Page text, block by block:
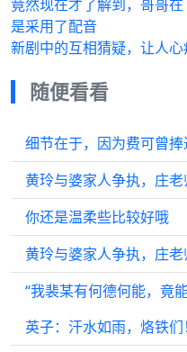
竟然现在才了解到，哥哥
是采用了配音
新剧中的互相猜疑，让人
随便看看
你还是温柔些比较好哦
英子：汗水如雨，烙铁们！